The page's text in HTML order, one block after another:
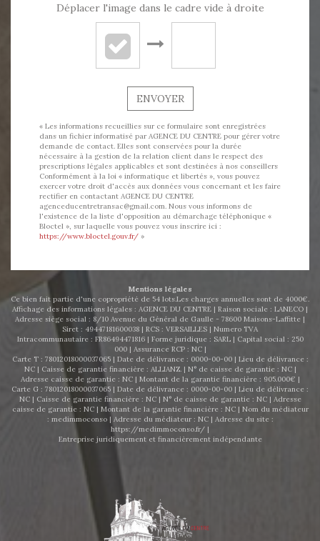
Déplacer l'image dans le cadre vide à droite
ENVOYER
« Les informations recueillies sur ce formulaire sont enregistrées
dans un fichier informatisé par AGENCE DU CENTRE pour gérer votre
demande de contact. Elles sont conservées pour la durée
nécessaire à la gestion de la relation client dans le respect des
prescriptions légales applicables et sont destinées à nos conseillers
Conformément à la loi « informatique et libertés », vous pouvez
exercer votre droit d'accès aux données vous concernant et les faire
rectifier en contactant AGENCE DU CENTRE
agenceducentretransac@gmail.com. Nous vous informons de
l'existence de la liste d'opposition au démarchage téléphonique «
Bloctel », sur laquelle vous pouvez vous inscrire ici :
https://www.bloctel.gouv.fr/ »
Mentions légales
Ce bien fait partie d'une copropriété de 54 lots.Les charges annuelles sont de 4000€.
Affichage des informations légales : AGENCE DU CENTRE | Raison sociale : LANECO |
Adresse siège social : 8/10 Avenue du Général de Gaulle - 78600 Maisons-Laffitte |
Siret : 49447181600038 | RCS : VERSAILLES | Numero TVA
Intracommunautaire : FR86494471816 | Forme juridique : SARL | Capital social : 250
000 | Assurance RCP : NC |
Carte T : 78012018000037065 | Date de délivrance : 0000-00-00 | Lieu de délivrance :
NC | Caisse de garantie financière : ALLIANZ. | N° de caisse de garantie : NC |
Adresse caisse de garantie : NC | Montant de la garantie financière : 905.000€ |
Carte G : 78012018000037065 | Date de délivrance : 0000-00-00 | Lieu de délivrance :
NC | Caisse de garantie financière : NC | N° de caisse de garantie : NC | Adresse
caisse de garantie : NC | Montant de la garantie financière : NC | Nom du médiateur
: medimmoconso | Adresse du médiateur : NC | Adresse du site :
https://medimmoconso.fr/ |
Entreprise juridiquement et financièrement indépendante